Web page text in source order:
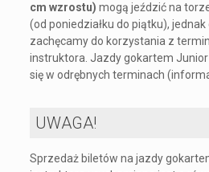
cm wzrostu) mogą jeździć na
(od poniedziałku do piątku),
zachęcamy do korzystania z
instruktora. Jazdy gokartem
się w odrębnych terminach
UWAGA!
Sprzedaż biletów na jazdy